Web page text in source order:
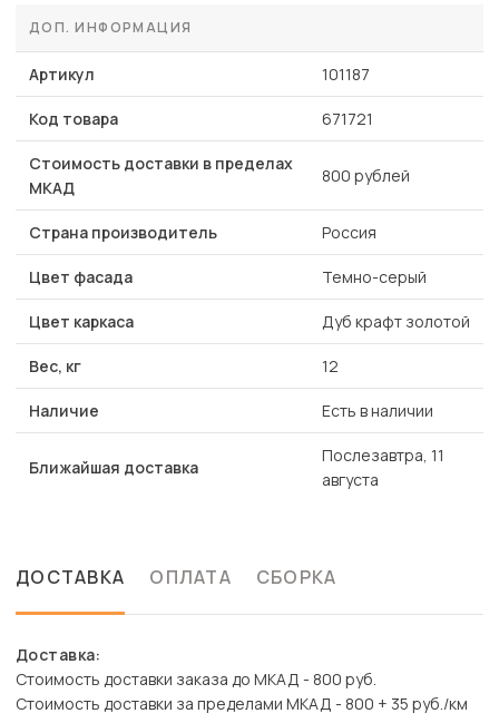
ДОП. ИНФОРМАЦИЯ
Артикул 101187
Код товара 671721
Стоимость доставки в пределах
МКАД
800 рублей
Страна производитель Россия
Цвет фасада Темно-серый
Цвет каркаса Дуб крафт золотой
Вес, кг 12
Наличие Есть в наличии
Ближайшая доставка
Послезавтра, 11
августа
ДОСТАВКА ОПЛАТА СБОРКА
Доставка:
Стоимость доставки заказа до МКАД - 800 руб.
Стоимость доставки за пределами МКАД - 800 + 35 руб./км